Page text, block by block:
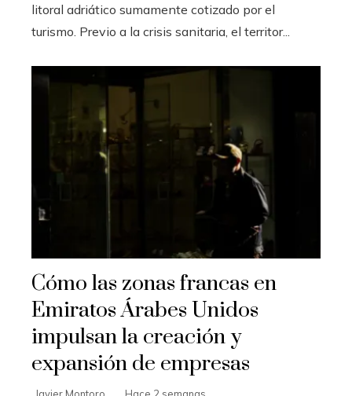
litoral adriático sumamente cotizado por el
turismo. Previo a la crisis sanitaria, el territor...
Cómo las zonas francas en
Emiratos Árabes Unidos
impulsan la creación y
expansión de empresas